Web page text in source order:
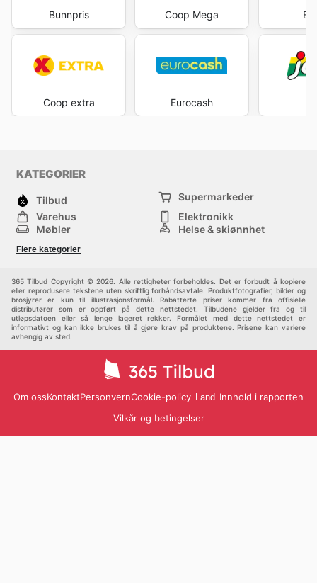
Bunnpris
Coop extra
Coop Mega
Eurocash
KATEGORIER
Tilbud
Supermarkeder
Varehus
Elektronikk
Møbler
Helse & skjønnhet
Sport
Flere kategorier
365 Tilbud Copyright © 2026. Alle rettigheter forbeholdes. Det er forbudt å kopiere
eller reprodusere tekstene uten skriftlig forhåndsavtale. Produktfotografier, bilder og
brosjyrer er kun til illustrasjonsformål. Rabatterte priser kommer fra offisielle
distributører som er oppført på dette nettstedet. Tilbudene gjelder fra og til
utløpsdatoen eller så lenge lageret rekker. Formålet med dette nettstedet er
informativt og kan ikke brukes til å gjøre krav på produktene. Prisene kan variere
avhengig av sted.
Om ossKontaktPersonvernCookie-policy Land Innhold i rapporten
Vilkår og betingelser